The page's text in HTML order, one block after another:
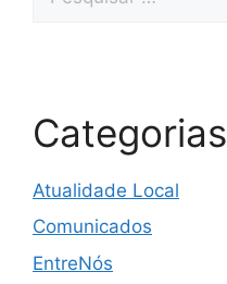
Categorias
Atualidade Local
Comunicados
EntreNós